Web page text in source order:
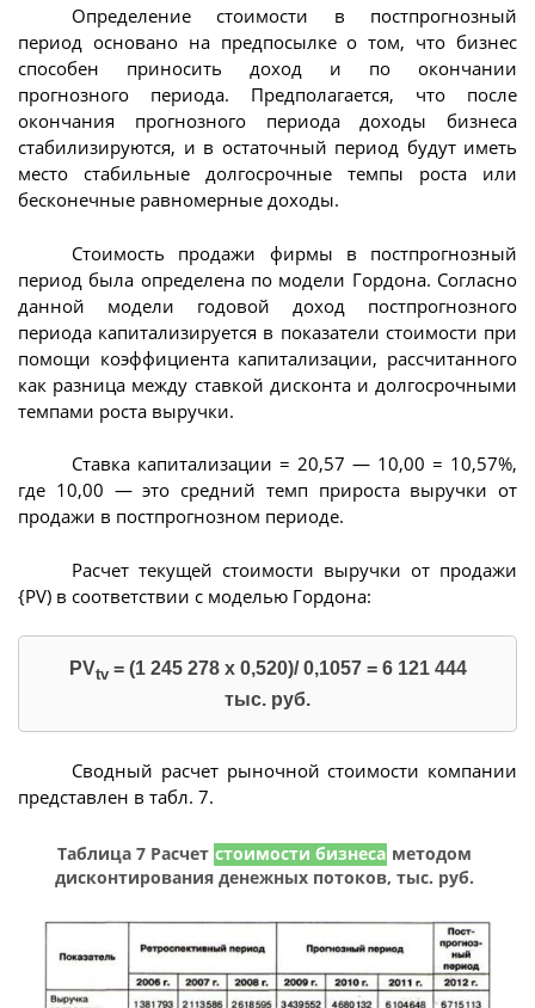
Определение стоимости в постпрогнозный
период основано на предпосылке о том, что бизнес
способен приносить доход и по окончании
прогнозного периода. Предполагается, что после
окончания прогнозного периода доходы бизнеса
стабилизируются, и в остаточный период будут иметь
место стабильные долгосрочные темпы роста или
бесконечные равномерные доходы.
Стоимость продажи фирмы в постпрогнозный
период была определена по модели Гордона. Согласно
данной модели годовой доход постпрогнозного
периода капитализируется в показатели стоимости при
помощи коэффициента капитализации, рассчитанного
как разница между ставкой дисконта и долгосрочными
темпами роста выручки.
Ставка капитализации = 20,57 — 10,00 = 10,57%,
где 10,00 — это средний темп прироста выручки от
продажи в постпрогнозном периоде.
Расчет текущей стоимости выручки от продажи
{PV) в соответствии с моделью Гордона:
PVtv= (1 245 278 х 0,520)/ 0,1057 = 6 121 444
тыс. руб.
Сводный расчет рыночной стоимости компании
представлен в табл. 7.
Таблица 7 Расчет стоимости бизнеса методом
дисконтирования денежных потоков, тыс. руб.